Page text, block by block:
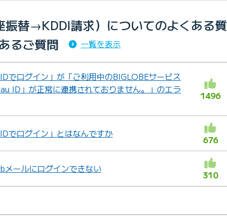
振替→KDDI請求）についてのよくある質
るご質問
一覧を表示
でログイン」が「ご利用中のBIGLOBEサービス
ID」が正常に連携されておりません。」のエラ
1496
でログイン」とはなんですか
676
ールにログインできない
310